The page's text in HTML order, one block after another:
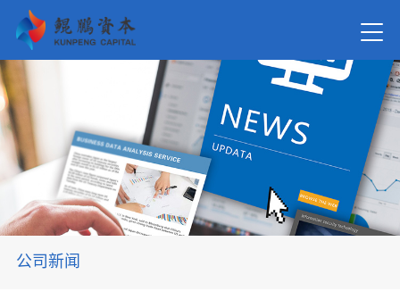
关于我
新闻资
公司新闻